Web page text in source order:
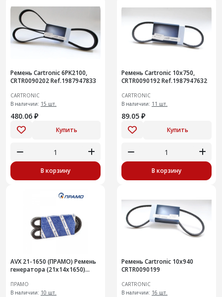
Ремень Cartronic 6PK2100,
CRTR0090202 Ref.1987947833
CARTRONIC
В наличии: 15 шт.
480.06 ₽
Купить
В корзину
Ремень Cartronic 10x750,
CRTR0090192 Ref.1987947632
CARTRONIC
В наличии: 11 шт.
89.05 ₽
Купить
В корзину
AVX 21-1650 (ПРАМО) Ремень
генератора (21х14х1650)
ЛАЗ-697
ПРАМО
В наличии: 10 шт.
Ремень Cartronic 10x940
CRTR0090199
CARTRONIC
В наличии: 16 шт.